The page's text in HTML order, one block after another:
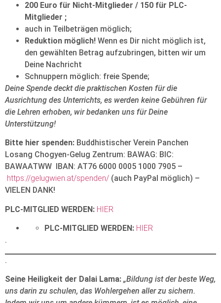
200 Euro für Nicht-Mitglieder / 150 für PLC-
Mitglieder ;
auch in Teilbeträgen möglich;
Reduktion möglich! Wenn es Dir nicht möglich ist,
den gewählten Betrag aufzubringen, bitten wir um
Deine Nachricht
Schnuppern möglich: freie Spende;
Deine Spende deckt die praktischen Kosten für die
Ausrichtung des Unterrichts, es werden keine Gebühren für
die Lehren erhoben, wir bedanken uns für Deine
Unterstützung!
Bitte hier spenden: Buddhistischer Verein Panchen
Losang Chogyen-Gelug Zentrum: BAWAG: BIC:
BAWAATWW IBAN: AT76 6000 0005 1000 7905 –
https://gelugwien.at/spenden/ (auch PayPal möglich) –
VIELEN DANK!
PLC-MITGLIED WERDEN: HIER
PLC-MITGLIED WERDEN: HIER
.
.
Seine Heiligkeit der Dalai Lama: „Bildung ist der beste Weg,
uns darin zu schulen, das Wohlergehen aller zu sichern.